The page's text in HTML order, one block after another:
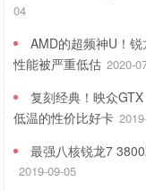
04
AMD的超频神U！
性能被严重低估 2020-
复刻经典！映众
低温的性价比好卡
最强八核锐龙7
2019-09-05